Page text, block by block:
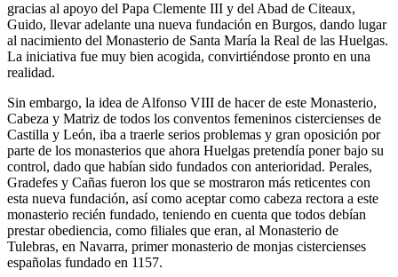
gracias al apoyo del Papa Clemente III y del Abad de Citeaux,
Guido, llevar adelante una nueva fundación en Burgos, dando lugar
al nacimiento del Monasterio de Santa María la Real de las Huelgas.
La iniciativa fue muy bien acogida, convirtiéndose pronto en una
realidad.
Sin embargo, la idea de Alfonso VIII de hacer de este Monasterio,
Cabeza y Matriz de todos los conventos femeninos cistercienses de
Castilla y León, iba a traerle serios problemas y gran oposición por
parte de los monasterios que ahora Huelgas pretendía poner bajo su
control, dado que habían sido fundados con anterioridad. Perales,
Gradefes y Cañas fueron los que se mostraron más reticentes con
esta nueva fundación, así como aceptar como cabeza rectora a este
monasterio recién fundado, teniendo en cuenta que todos debían
prestar obediencia, como filiales que eran, al Monasterio de
Tulebras, en Navarra, primer monasterio de monjas cistercienses
españolas fundado en 1157.